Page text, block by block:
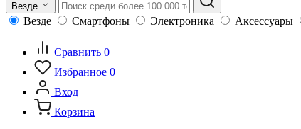
Везде
Везде Смартфоны Электроника Аксессуары
Сравнить 0
Избранное 0
Вход
Корзина